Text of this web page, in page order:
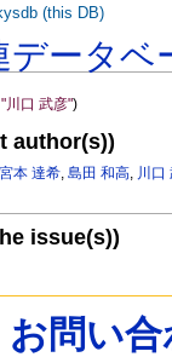
データベ
"川口 武彦")
author(s))
宮本 達希,島田 和高, 川口
issue(s))
(this DB)
お問い